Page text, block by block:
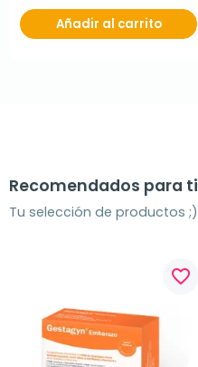
Añadir al carrito
Recomendados para ti
Tu selección de productos ;)
favorite_border